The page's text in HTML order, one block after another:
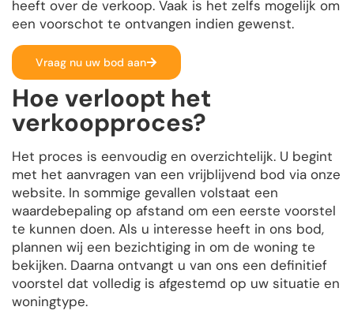
heeft over de verkoop. Vaak is het zelfs mogelijk om
een voorschot te ontvangen indien gewenst.
Vraag nu uw bod aan
Hoe verloopt het
verkoopproces?
Het proces is eenvoudig en overzichtelijk. U begint
met het aanvragen van een vrijblijvend bod via onze
website. In sommige gevallen volstaat een
waardebepaling op afstand om een eerste voorstel
te kunnen doen. Als u interesse heeft in ons bod,
plannen wij een bezichtiging in om de woning te
bekijken. Daarna ontvangt u van ons een definitief
voorstel dat volledig is afgestemd op uw situatie en
woningtype.